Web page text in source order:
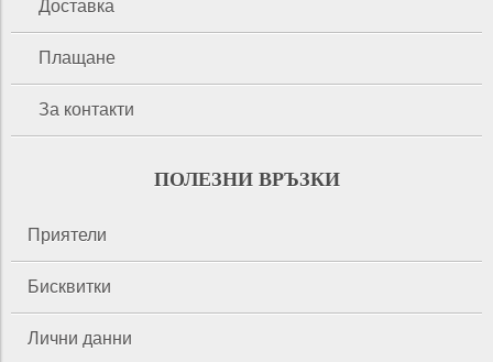
Доставка
Плащане
За контакти
ПОЛЕЗНИ ВРЪЗКИ
Приятели
Бисквитки
Лични данни